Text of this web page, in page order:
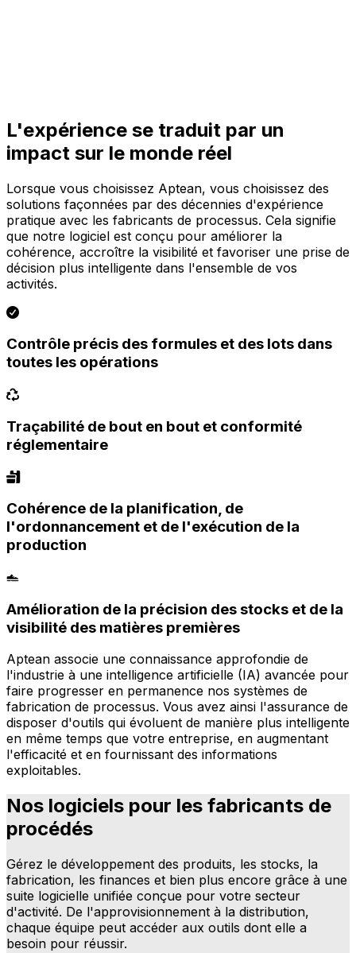
L'expérience se traduit par un
impact sur le monde réel
Lorsque vous choisissez Aptean, vous choisissez des
solutions façonnées par des décennies d'expérience
pratique avec les fabricants de processus. Cela signifie
que notre logiciel est conçu pour améliorer la
cohérence, accroître la visibilité et favoriser une prise de
décision plus intelligente dans l'ensemble de vos
activités.
Contrôle précis des formules et des lots dans
toutes les opérations
Traçabilité de bout en bout et conformité
réglementaire
Cohérence de la planification, de
l'ordonnancement et de l'exécution de la
production
Amélioration de la précision des stocks et de la
visibilité des matières premières
Aptean associe une connaissance approfondie de
l'industrie à une intelligence artificielle (IA) avancée pour
faire progresser en permanence nos systèmes de
fabrication de processus. Vous avez ainsi l'assurance de
disposer d'outils qui évoluent de manière plus intelligente
en même temps que votre entreprise, en augmentant
l'efficacité et en fournissant des informations
exploitables.
Nos logiciels pour les fabricants de
procédés
Gérez le développement des produits, les stocks, la
fabrication, les finances et bien plus encore grâce à une
suite logicielle unifiée conçue pour votre secteur
d'activité. De l'approvisionnement à la distribution,
chaque équipe peut accéder aux outils dont elle a
besoin pour réussir.